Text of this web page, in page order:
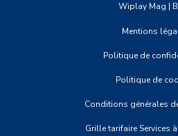
Wiplay Mag |
Mentions
Politique de
Politique de
Conditions générales
Grille tarifaire Services